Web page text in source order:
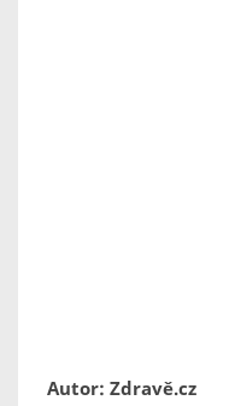
Autor: Zdravě.cz